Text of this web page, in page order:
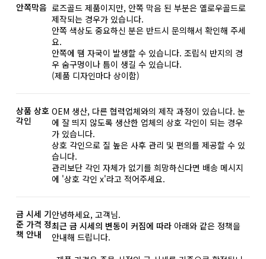
안쪽막음 로즈골드 제품이지만, 안쪽 막음 된 부분은 옐로우골드로
제작되는 경우가 있습니다.
안쪽 색상도 중요하신 분은 반드시 문의해서 확인해 주세
요.
안쪽에 땜 자국이 발생할 수 있습니다. 조립식 반지의 경
우 숨구멍이나 틈이 생길 수 있습니다.
(제품 디자인마다 상이함)
상품 상호
각인
OEM 생산, 다른 협력업체와의 제작 과정이 있습니다. 눈
에 잘 띄지 않도록 생산한 업체의 상호 각인이 되는 경우
가 있습니다.
상호 각인으로 질 높은 사후 관리 및 편의를 제공할 수 있
습니다.
관리보단 각인 자체가 없기를 희망하신다면 배송 메시지
에 '상호 각인 x'라고 적어주세요.
금 시세 기
준 가격 정
책 안내
안녕하세요, 고객님.
최근 금 시세의 변동이 커짐에 따라아래와 같은 정책을
안내해 드립니다.